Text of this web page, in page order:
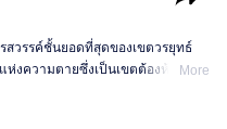
สวรรค์ชั้นยอดที่สุดของเขตวรยุทธ์
งความตายซึ่งเป็นเขตต้องห้ามของ
More